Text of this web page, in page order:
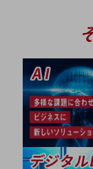
事業拠点
グループ会社
会社案内パンフレッ
ニュースルーム
ニュースルームTOP